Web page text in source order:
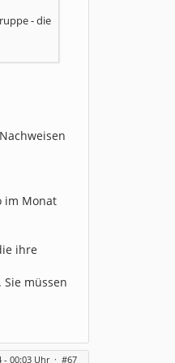
- die
im Monat
ihre
müssen
- 00:03 Uhr · #67